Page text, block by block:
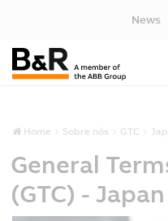
News
Home Sobre nós GTC
General
(GTC) - Japan